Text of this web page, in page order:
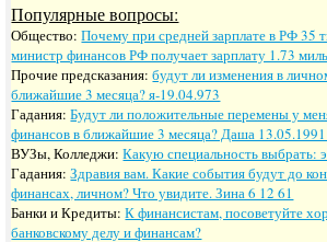
Популярные вопросы:
Общество:Почему при средней зарплате в РФ 35
министр финансов РФ получает зарплату 1.73
Прочие предсказания:будут ли изменения в
ближайшие 3 месяца? я-19.04.973
Гадания:Будут ли положительные перемены у
финансов в ближайшие 3 месяца? Даша
ВУЗы, Колледжи:Какую специальность выбрать:
Гадания:Здравия вам. Какие события будут до
финансах, личном? Что увидите. Зина 6 12 61
Банки и Кредиты:К финансистам, посоветуйте
банковскому делу и финансам?